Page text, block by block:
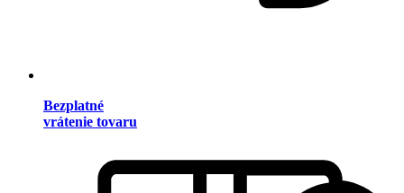
Bezplatné
vrátenie tovaru